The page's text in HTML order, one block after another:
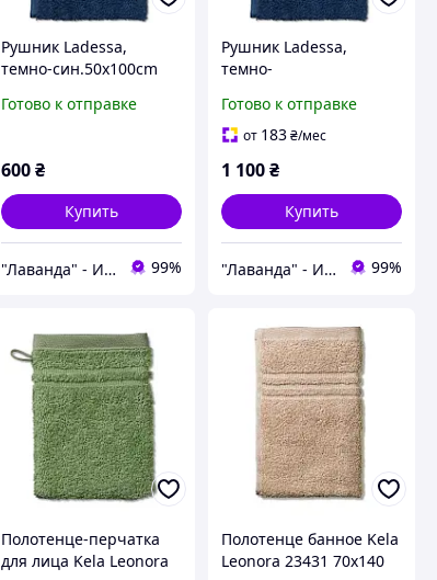
Рушник Ladessa,
темно-син.50x100cm
Готово к отправке
600 ₴
Купить
"Лаванда" - Интернет-магазин 99%
Рушник Ladessa,
темно-
Готово к отправке
от 183₴/мес
1 100₴
Купить
"Лаванда" - Интернет-магазин 99%
Полотенце-перчатка
для лица Kela Leonora
Полотенце банное Kela
Leonora 23431 70х140